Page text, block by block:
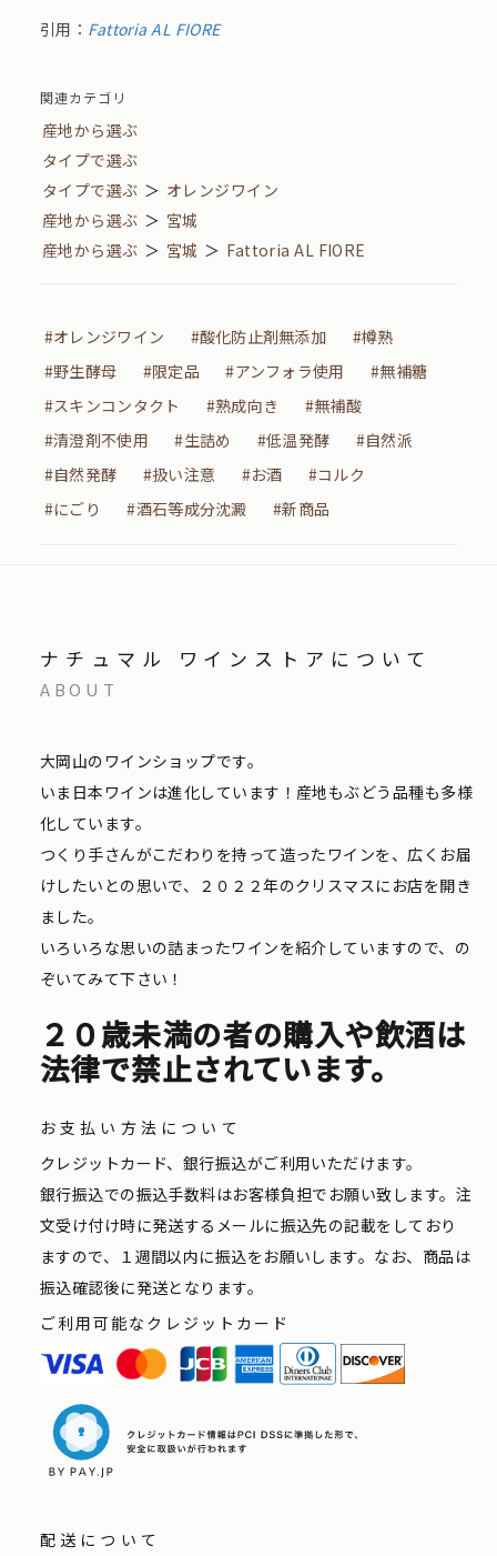
引用： Fattoria AL FIORE
関連カテゴリ
産地から選ぶ
タイプで選ぶ
タイプで選ぶ ＞ オレンジワイン
産地から選ぶ ＞ 宮城
産地から選ぶ ＞ 宮城 ＞ Fattoria AL FIORE
#オレンジワイン #酸化防止剤無添加
#樽熟
#野生酵母
#限定品 #アンフォラ使用
#無補糖
#スキンコンタクト
#熟成向き
#無補酸
#清澄剤不使用
#生詰め #低温発酵
#自然派
#自然発酵
#扱い注意 #お酒
#コルク
#にごり
#酒石等成分沈澱 #新商品
ナチュマル ワインストアについて
ABOUT
大岡山のワインショップです。
いま日本ワインは進化しています！産地もぶどう品種も多様
化しています。
つくり手さんがこだわりを持って造ったワインを、広くお届
けしたいとの思いで、２０２２年のクリスマスにお店を開き
ました。
いろいろな思いの詰まったワインを紹介していますので、の
ぞいてみて下さい！
２０歳未満の者の購入や飲酒は
法律で禁止されています。
お支払い方法について
クレジットカード、銀行振込がご利用いただけます。
銀行振込での振込手数料はお客様負担でお願い致します。注
文受け付け時に発送するメールに振込先の記載をしており
ますので、１週間以内に振込をお願いします。なお、商品は
振込確認後に発送となります。
ご利用可能なクレジットカード
配送について